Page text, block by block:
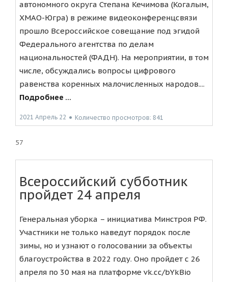
автономного округа Степана Кечимова (Когалым,
ХМАО-Югра) в режиме видеоконференцсвязи
прошло Всероссийское совещание под эгидой
Федерального агентства по делам
национальностей (ФАДН). На мероприятии, в том
числе, обсуждались вопросы цифрового
равенства коренных малочисленных народов....
Подробнее ...
2021 Апрель 22 ● Количество просмотров: 841
57
Всероссийский субботник
пройдет 24 апреля
Генеральная уборка – инициатива Минстроя РФ.
Участники не только наведут порядок после
зимы, но и узнают о голосовании за объекты
благоустройства в 2022 году. Оно пройдет с 26
апреля по 30 мая на платформе vk.cc/bYkBio